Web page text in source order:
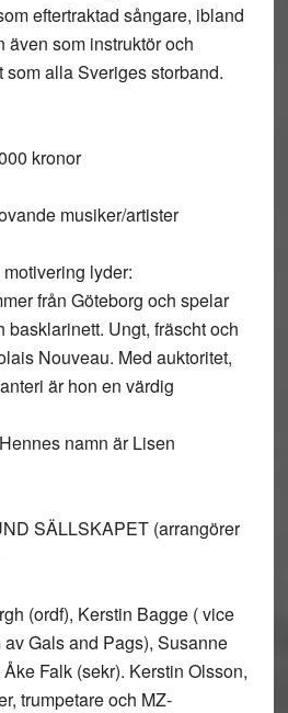
eftertraktad sångare, ibland
även som instruktör och
som alla Sveriges storband.
kronor
musiker/artister
lyder:
från Göteborg och spelar
basklarinett. Ungt, fräscht och
Nouveau. Med auktoritet,
är hon en värdig
namn är Lisen
SÄLLSKAPET (arrangörer
(ordf), Kerstin Bagge ( vice
Gals and Pags), Susanne
Falk (sekr). Kerstin Olsson,
trumpetare och MZ-